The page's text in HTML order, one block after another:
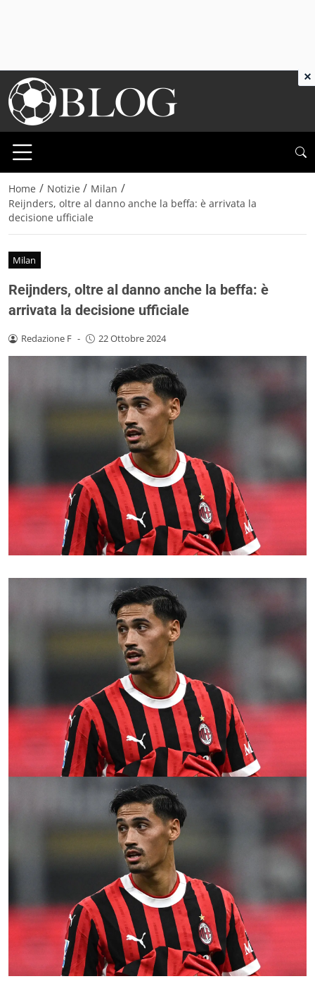
Home / Notizie / Milan /
Reijnders, oltre al danno anche la beffa: è arrivata la
decisione ufficiale
Milan
Reijnders, oltre al danno anche la beffa: è
arrivata la decisione ufficiale
Redazione F - 22 Ottobre 2024
×